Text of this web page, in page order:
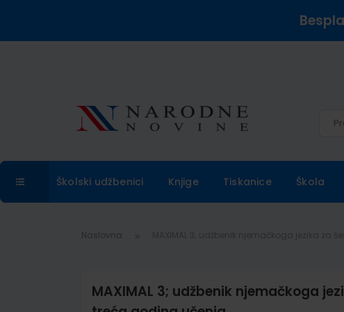
Školski udžbenici Knjige Tiskanice Škola
Naslovna
MAXIMAL 3; udžbenik njemačkoga